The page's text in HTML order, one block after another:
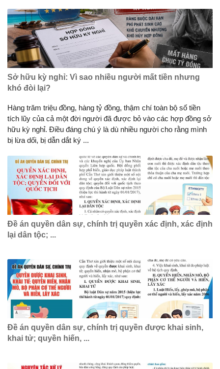
Sở hữu kỳ nghỉ: Vì sao nhiều người mất tiền nhưng
khó đòi lại?
Hàng trăm triệu đồng, hàng tỷ đồng, thậm chí toàn bộ số tiền
tích lũy của cả một đời người đã được bỏ vào các hợp đồng sở
hữu kỳ nghỉ. Điều đáng chú ý là dù nhiều người cho rằng mình
bị lừa dối, bị dẫn dắt ký ...
Đề án quyền dân sự, chính trị quyền xác định, xác định
lại dân tộc; ...
Đề án quyền dân sự, chính trị quyền được khai sinh,
khai tử; quyền hiến, ...